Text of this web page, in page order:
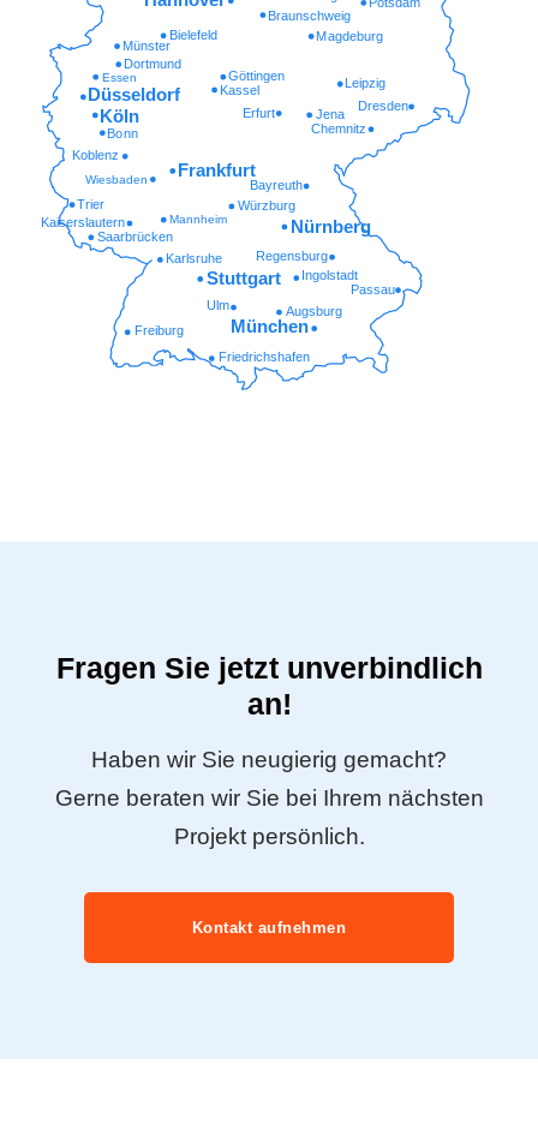
Friedrichshafen
Freiburg
Augsburg
Ulm
Passau
Ingolstadt
Regensburg
Karlsruhe
Saarbrücken
Kaiserslautern Mannheim
Würzburg
Trier
Wiesbaden Bayreuth
Koblenz
Chemnitz
Bonn
Erfurt Jena
Dresden
Kassel
Göttingen
Essen
Dortmund
Münster
Magdeburg
Bielefeld
Braunschweig
München
Stuttgart
Nürnberg
Frankfurt
Köln
Düsseldorf
Leipzig
Fragen Sie jetzt unverbindlich
an!
Haben wir Sie neugierig gemacht?
Gerne beraten wir Sie bei Ihrem nächsten
Projekt persönlich.
Kontakt aufnehmen